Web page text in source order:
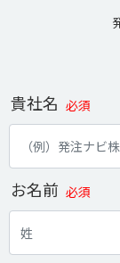
貴社名 必須
お名前 必須